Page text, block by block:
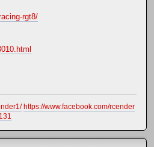
rgt8/
https://www.facebook.com/rcender